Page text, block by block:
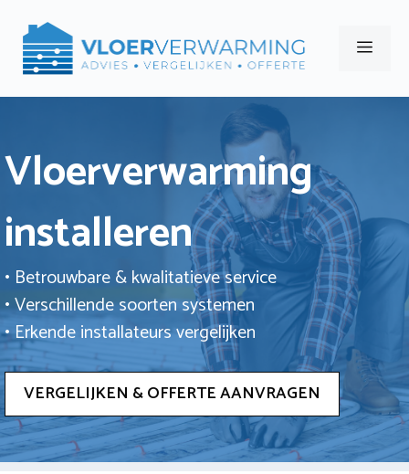
naar
Menu
Vloerverwarming
installeren
• Betrouwbare & kwalitatieve service
• Verschillende soorten systemen
• Erkende installateurs vergelijken
VERGELIJKEN & OFFERTE AANVRAGEN